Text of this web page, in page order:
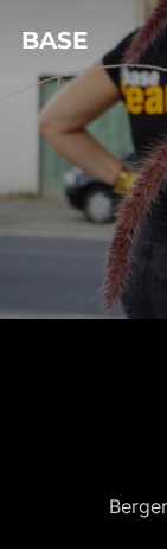
BASE